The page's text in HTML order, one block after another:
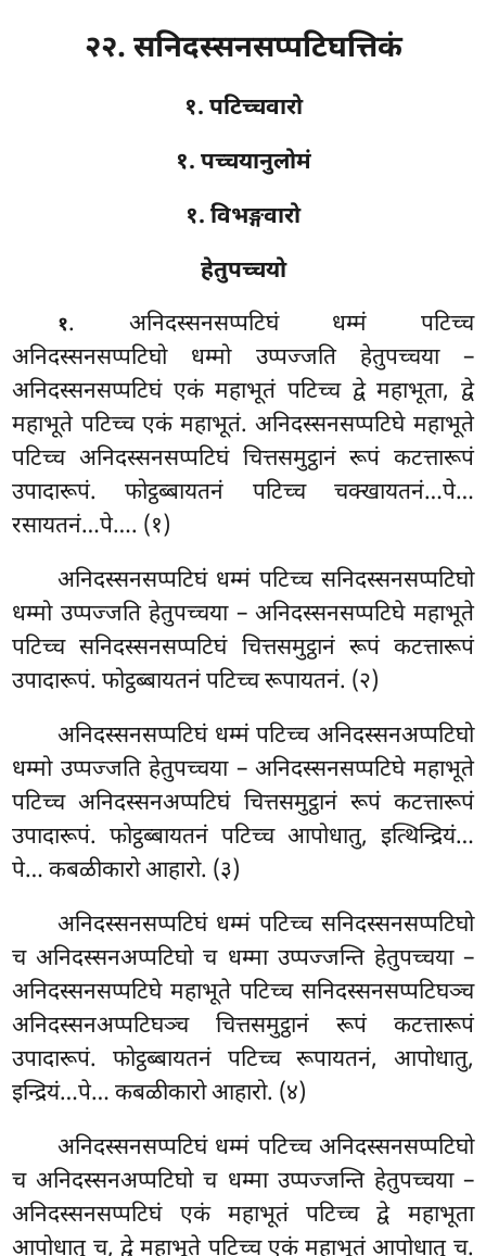
२२. सनिदस्सनसप्पटिघत्तिकं
१. पटिच्चवारो
१. पच्चयानुलोमं
१. विभङ्गवारो
हेतुपच्चयो
१. अनिदस्सनसप्पटिघं धम्मं पटिच्च
अनिदस्सनसप्पटिघो धम्मो उप्पज्जति हेतुपच्चया –
अनिदस्सनसप्पटिघं एकं महाभूतं पटिच्च द्वे महाभूता, द्वे
महाभूते पटिच्च एकं महाभूतं. अनिदस्सनसप्पटिघे महाभूते
पटिच्च अनिदस्सनसप्पटिघं चित्तसमुट्ठानं रूपं कटत्तारूपं
उपादारूपं. फोट्ठब्बायतनं पटिच्च चक्खायतनं…पे…
रसायतनं…पे…. (१)
अनिदस्सनसप्पटिघं धम्मं पटिच्च सनिदस्सनसप्पटिघो
धम्मो उप्पज्जति हेतुपच्चया – अनिदस्सनसप्पटिघे महाभूते
पटिच्च सनिदस्सनसप्पटिघं चित्तसमुट्ठानं रूपं कटत्तारूपं
उपादारूपं. फोट्ठब्बायतनं पटिच्च रूपायतनं. (२)
अनिदस्सनसप्पटिघं धम्मं पटिच्च अनिदस्सनअप्पटिघो
धम्मो उप्पज्जति हेतुपच्चया – अनिदस्सनसप्पटिघे महाभूते
पटिच्च अनिदस्सनअप्पटिघं चित्तसमुट्ठानं रूपं कटत्तारूपं
उपादारूपं. फोट्ठब्बायतनं पटिच्च आपोधातु, इत्थिन्द्रियं…
पे… कबळीकारो आहारो. (३)
अनिदस्सनसप्पटिघं धम्मं पटिच्च सनिदस्सनसप्पटिघो
च अनिदस्सनअप्पटिघो च धम्मा उप्पज्जन्ति हेतुपच्चया –
अनिदस्सनसप्पटिघे महाभूते पटिच्च सनिदस्सनसप्पटिघञ्च
अनिदस्सनअप्पटिघञ्च चित्तसमुट्ठानं रूपं कटत्तारूपं
उपादारूपं. फोट्ठब्बायतनं पटिच्च रूपायतनं, आपोधातु,
इन्द्रियं…पे… कबळीकारोआहारो. (४)
अनिदस्सनसप्पटिघं धम्मं पटिच्च अनिदस्सनसप्पटिघो
च अनिदस्सनअप्पटिघो च धम्मा उप्पज्जन्ति हेतुपच्चया –
अनिदस्सनसप्पटिघं एकं महाभूतं पटिच्च द्वे महाभूता
आपोधातु च, द्वे महाभूते पटिच्च एकं महाभूतं आपोधातु च.